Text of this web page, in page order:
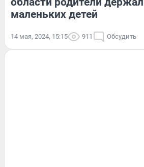
маленьких детей
14 мая, 2024, 15:15 911 Обсудить